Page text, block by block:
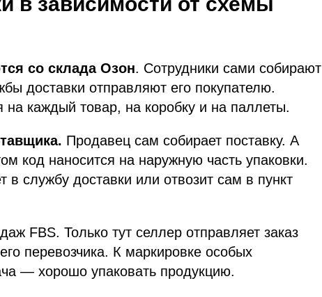
со склада Озон. Сотрудники сами собирают
доставки отправляют его покупателю.
на каждый товар, на коробку и на паллеты.
Продавец сам собирает поставку. А
код наносится на наружную часть упаковки.
в службу доставки или отвозит сам в пункт
FBS. Только тут селлер отправляет заказ
перевозчика. К маркировке особых
— хорошо упаковать продукцию.